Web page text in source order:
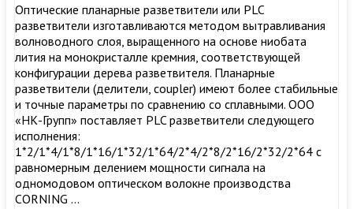
Оптические планарные разветвители или PLC
разветвители изготавливаются методом вытравливания
волноводного слоя, выращенного на основе ниобата
лития на монокристалле кремния, соответствующей
конфигурации дерева разветвителя. Планарные
разветвители (делители, coupler) имеют более стабильные
и точные параметры по сравнению со сплавными. ООО
«НК-Групп» поставляет PLC разветвители следующего
исполнения:
1*2/1*4/1*8/1*16/1*32/1*64/2*4/2*8/2*16/2*32/2*64 с
равномерным делением мощности сигнала на
одномодовом оптическом волокне производства
CORNING …